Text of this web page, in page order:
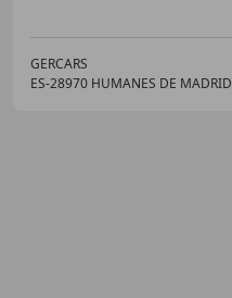
GERCARS
ES-28970 HUMANES DE MADRID